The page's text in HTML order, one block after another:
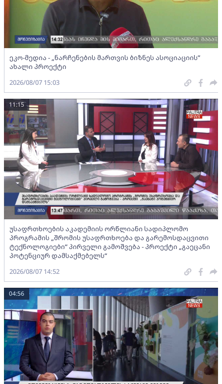
ეკო-მედია - „ნარჩენების მართვის ბიზნეს ასოციაციის”
ახალი პროექტი
2026/08/07 15:03
უსაფრთხოების აკადემიის ორწლიანი სადიპლომო
პროგრამის „შრომის უსაფრთხოება და გარემოსდაცვითი
ტექნოლოგიები“ პირველი გამოშვება - პროექტი „გაეცანი
პოტენციურ დამსაქმებელს“
11:15
2026/08/07 14:52
04:56